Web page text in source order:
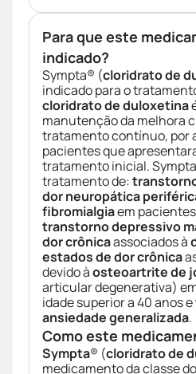
Para que este
indicado?
Sympta® (cloridrato de
indicado para o
cloridrato de duloxetina
manutenção da melhora
tratamento contínuo, por
pacientes que
tratamento inicial.
tratamento de:
dor neuropática
fibromialgiaem
transtorno depressivo
dor crônicaassociados à
estados de dor crônica
devido àosteoartrite de
articular degenerativa)
idade superior a 40 anos e
ansiedade generalizada.
Como este
Sympta® (cloridrato de
medicamento da classe